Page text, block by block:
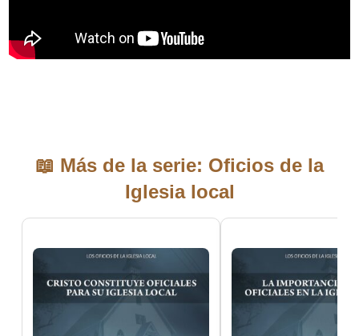
📖 Más de la serie: Oficios de la
Iglesia local